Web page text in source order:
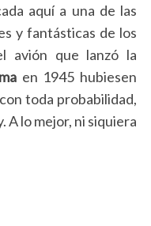
aquí a una de las
y fantásticas de los
avión que lanzó la
en 1945 hubiesen
toda probabilidad,
A lo mejor, ni siquiera